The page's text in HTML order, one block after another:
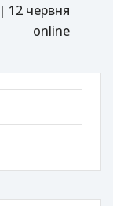
12 червня
online